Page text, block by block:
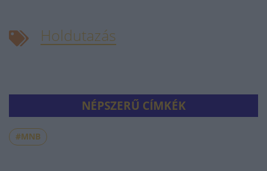
Holdutazás
NÉPSZERŰ CÍMKÉK
#MNB